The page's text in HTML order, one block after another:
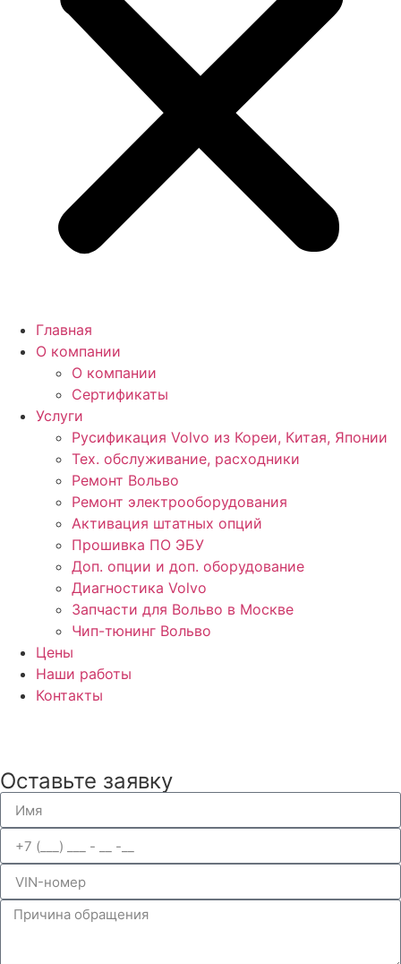
Главная
О компании
О компании
Сертификаты
Услуги
Русификация Volvo из Кореи, Китая, Японии
Тех. обслуживание, расходники
Ремонт Вольво
Ремонт электрооборудования
Активация штатных опций
Прошивка ПО ЭБУ
Доп. опции и доп. оборудование
Диагностика Volvo
Запчасти для Вольво в Москве
Чип-тюнинг Вольво
Цены
Наши работы
Контакты
Оставьте заявку